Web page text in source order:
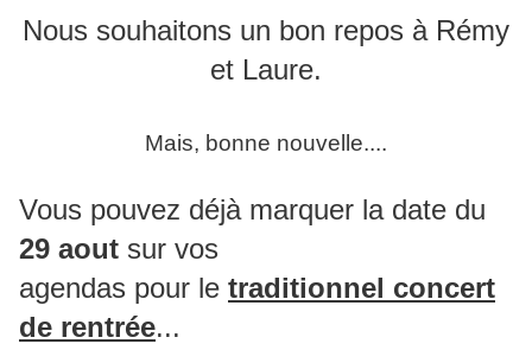
Nous souhaitons un bon repos à Rémy
et Laure.
Mais, bonne nouvelle....
Vous pouvez déjà marquer la date du
29 aout sur vos
agendas pour le traditionnel concert
de rentrée...